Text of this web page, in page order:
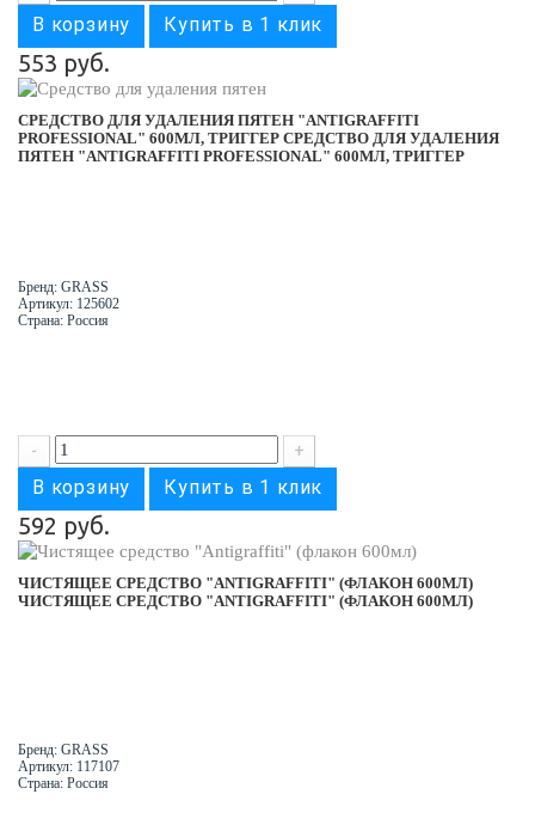
В корзину Купить в 1 клик
553 руб.
СРЕДСТВО ДЛЯ УДАЛЕНИЯ ПЯТЕН "ANTIGRAFFITI
PROFESSIONAL" 600МЛ, ТРИГГЕР СРЕДСТВО ДЛЯ УДАЛЕНИЯ
ПЯТЕН "ANTIGRAFFITI PROFESSIONAL" 600МЛ, ТРИГГЕР
Бренд: GRASS
Артикул: 125602
Страна: Россия
- +
В корзину Купить в 1 клик
592 руб.
ЧИСТЯЩЕЕ СРЕДСТВО "ANTIGRAFFITI" (ФЛАКОН 600МЛ)
ЧИСТЯЩЕЕ СРЕДСТВО "ANTIGRAFFITI" (ФЛАКОН 600МЛ)
Бренд: GRASS
Артикул: 117107
Страна: Россия